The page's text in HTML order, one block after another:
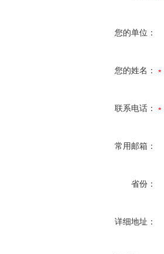
您的单位：
您的姓名：
联系电话：
常用邮箱：
省份：
详细地址：